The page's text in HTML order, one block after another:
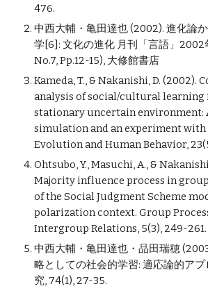
476.
中西大輔・亀田達也 (2002). 進化論
学[6]: 文化の進化 月刊「言語」2002
No.7, Pp.12-15), 大修館書店
Kameda, T., & Nakanishi, D. (2002).
analysis of social/cultural learning
stationary uncertain environment:
simulation and an experiment with
Evolution and Human Behavior,
Ohtsubo, Y., Masuchi, A., &
Majority influence process in
of the Social Judgment Scheme
polarization context. Group
Intergroup Relations, 5(3), 249-261.
中西大輔・亀田達也・品田瑞穂
略としての社会的学習: 適応論的ア
究, 74(1), 27-35.